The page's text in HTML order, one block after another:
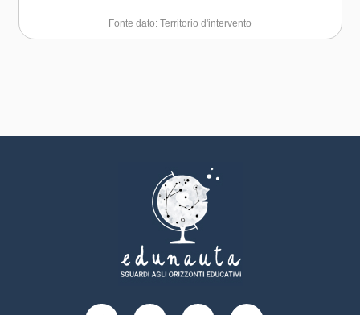
Fonte dato: Territorio d'intervento